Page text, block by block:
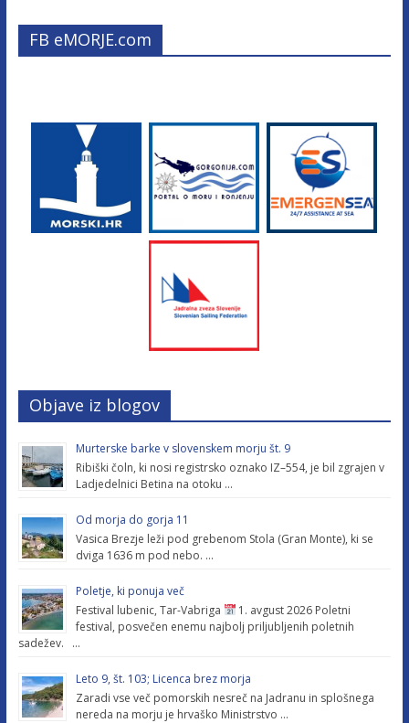
FB eMORJE.com
Objave iz blogov
Murterske barke v slovenskem morju št. 9
Ribiški čoln, ki nosi registrsko oznako IZ–554, je bil zgrajen v
Ladjedelnici Betina na otoku …
Od morja do gorja 11
Vasica Brezje leži pod grebenom Stola (Gran Monte), ki se
dviga 1636 m pod nebo. …
Poletje, ki ponuja več
Festival lubenic, Tar-Vabriga
1. avgust 2026 Poletni
festival, posvečen enemu najbolj priljubljenih poletnih
sadežev. …
Leto 9, št. 103; Licenca brez morja
Zaradi vse več pomorskih nesreč na Jadranu in splošnega
nereda na morju je hrvaško Ministrstvo …